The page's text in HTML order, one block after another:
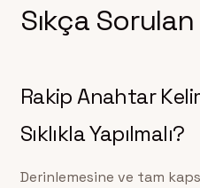
Sıkça
Rakip Anahtar
Sıklıkla Yapılmalı?
Derinlemesine ve tam